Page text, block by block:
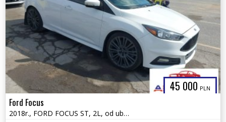
45 000 PLN
Ford Focus
2018r., FORD FOCUS ST, 2L, od ubezpieczalni